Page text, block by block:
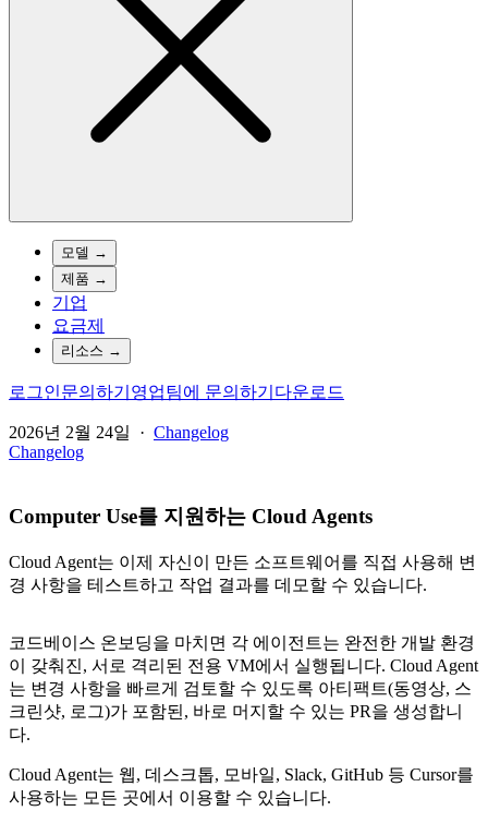
모델 →
제품 →
기업
요금제
리소스 →
로그인문의하기 영업팀에 문의하기 다운로드
2026년 2월 24일 · Changelog
Changelog
Computer Use를 지원하는 Cloud Agents
Cloud Agent는 이제 자신이 만든 소프트웨어를 직접 사용해 변
경 사항을 테스트하고 작업 결과를 데모할 수 있습니다.
코드베이스 온보딩을 마치면 각 에이전트는 완전한 개발 환경
이 갖춰진, 서로 격리된 전용 VM에서 실행됩니다. Cloud Agent
는 변경 사항을 빠르게 검토할 수 있도록 아티팩트(동영상, 스
크린샷, 로그)가 포함된, 바로 머지할 수 있는 PR을 생성합니
다.
Cloud Agent는 웹, 데스크톱, 모바일, Slack, GitHub 등 Cursor를
사용하는 모든 곳에서 이용할 수 있습니다.